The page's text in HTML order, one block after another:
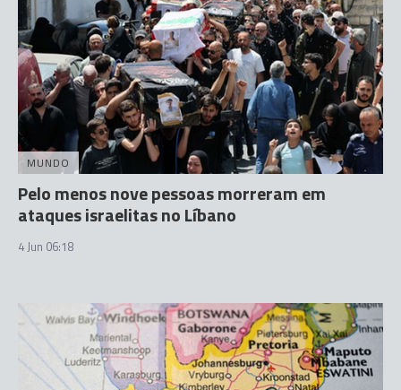
MUNDO
Pelo menos nove pessoas morreram em
ataques israelitas no Líbano
4 Jun 06:18